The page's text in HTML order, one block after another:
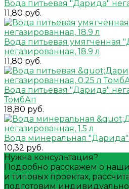
Вода питьевая "Дарида"
11,80 руб.
Вода питьевая умягченная
негазированная, 18.9 л
11,80 руб.
Вода питьевая "Дарида"
ТомбАп
18,80 руб.
Вода минеральная "Дарида"
10,32 руб.
Нужна консультация?
Подробно расскажем о
и типовых проектах,
подготовим